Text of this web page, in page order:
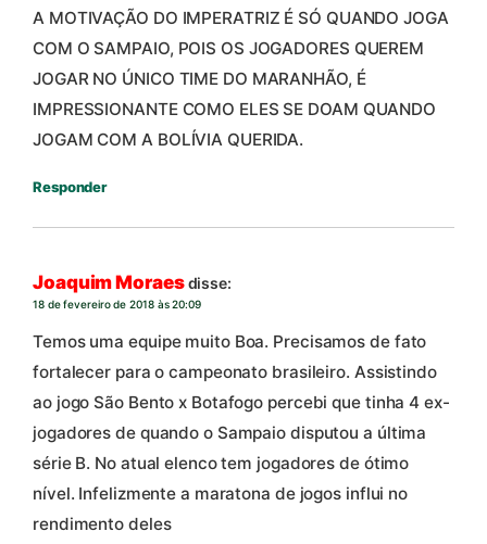
A MOTIVAÇÃO DO IMPERATRIZ É SÓ QUANDO JOGA
COM O SAMPAIO, POIS OS JOGADORES QUEREM
JOGAR NO ÚNICO TIME DO MARANHÃO, É
IMPRESSIONANTE COMO ELES SE DOAM QUANDO
JOGAM COM A BOLÍVIA QUERIDA.
Responder
Joaquim Moraesdisse:
18 de fevereiro de 2018 às 20:09
Temos uma equipe muito Boa. Precisamos de fato
fortalecer para o campeonato brasileiro. Assistindo
ao jogo São Bento x Botafogo percebi que tinha 4 ex-
jogadores de quando o Sampaio disputou a última
série B. No atual elenco tem jogadores de ótimo
nível. Infelizmente a maratona de jogos influi no
rendimento deles